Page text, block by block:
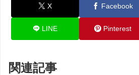
X Facebook
LINE Pinterest
関連記事